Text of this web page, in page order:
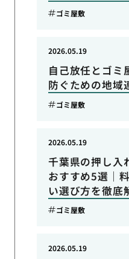
ゴミ屋敷
自己放任とゴミ
防ぐための地域
2026.05.19
ゴミ屋敷
千葉県の押し入
おすすめ5選｜
い選び方を徹底
2026.05.19
ゴミ屋敷
2026.05.19